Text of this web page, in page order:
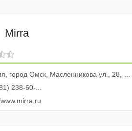
Mirra
город Омск, Масленникова ул., 28, МД Роба
238-60-...